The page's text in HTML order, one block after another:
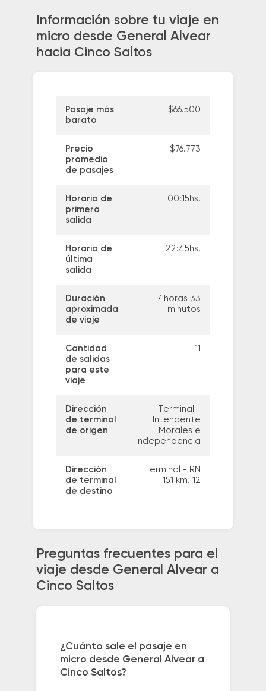
Información sobre tu viaje en
micro desde General Alvear
hacia Cinco Saltos
Pasaje más
barato
$66.500
Precio
promedio
de pasajes
$76.773
Horario de
primera
salida
00:15hs.
Horario de
última
salida
22:45hs.
Duración
aproximada
de viaje
7 horas 33
minutos
Cantidad
de salidas
para este
viaje
11
Dirección
de terminal
de origen
Terminal -
Intendente
Morales e
Independencia
Dirección
de terminal
de destino
Terminal - RN
151 km. 12
Preguntas frecuentes para el
viaje desde General Alvear a
Cinco Saltos
¿Cuánto sale el pasaje en
micro desde General Alvear a
Cinco Saltos?